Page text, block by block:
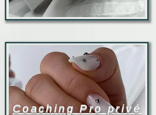
Coaching Pro privé